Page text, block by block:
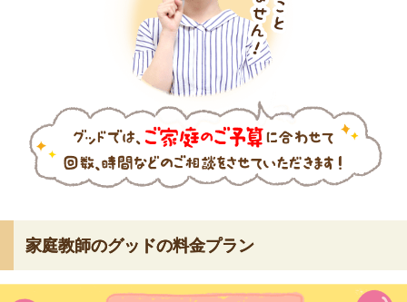
家庭教師のグッドの料金プラン